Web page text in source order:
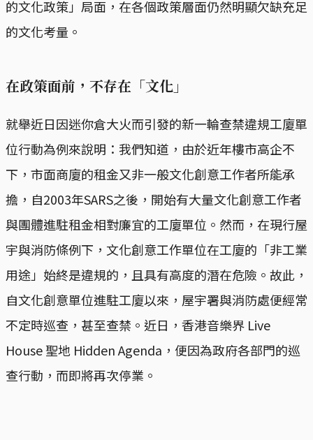
的文化政策」局面，在各個政策層面仍然明顯欠缺充足
的文化考量。
在政策面前，不存在「文化」
就舉近日因迷你倉大火而引發的新一輪查禁違規工廈單
位行動為例來說明：我們知道，由於近年樓市高企不
下，市面商廈的租金又非一般文化創意工作者所能承
擔，自2003年SARS之後，開始有大量文化創意工作者
與團體進駐租金相對廉宜的工廈單位。然而，在現行屋
宇與消防條例下，文化創意工作單位在工廈的「非工業
用途」始終是違規的，且具有高度的潛在危險。故此，
自文化創意單位進駐工廈以來，屋宇署與消防處便經常
不定時巡查，甚至查禁。近日，香港音樂界 Live
House 聖地 Hidden Agenda，便因為政府各部門的巡
查行動，而即將再次停業。